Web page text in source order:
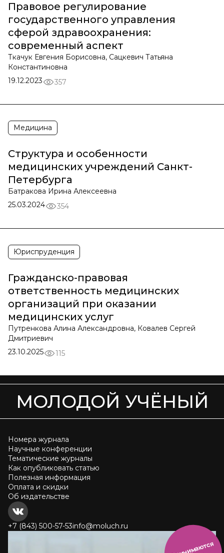
Правовое регулирование
государственного управления
сферой здравоохранения:
современный аспект
Ткачук Евгения Борисовна, Сацкевич Татьяна
Константиновна
19.12.2023
357
Медицина
Структура и особенности
медицинских учреждений Санкт-
Петербурга
Батракова Ирина Алексеевна
25.03.2024
354
Юриспруденция
Гражданско-правовая
ответственность медицинских
организаций при оказании
медицинских услуг
Путренкова Алина Александровна, Ковалев Сергей
Дмитриевич
23.10.2025
115
МОЛОДОЙ УЧЁНЫЙ
Номера журнала
Научные конференции
Тематические журналы
Как опубликовать статью
Полезная информация
Оплата и скидки
Об издательстве
+7 (843) 500-57-53info@moluch.ru